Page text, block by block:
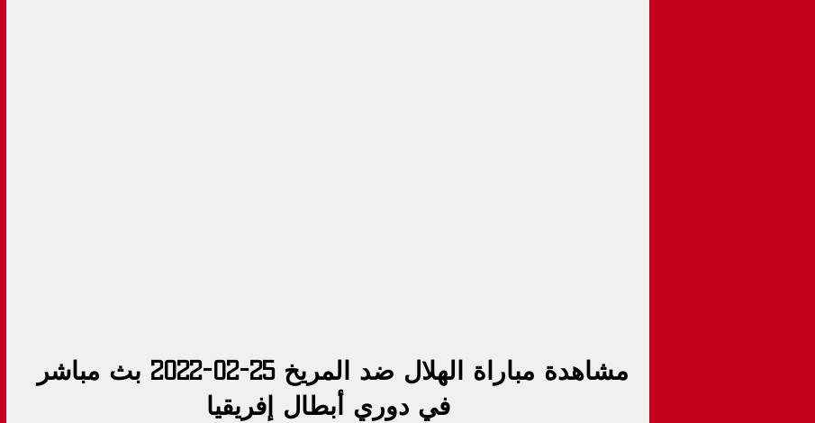
مشاهدة مباراة الهلال ضد المريخ 25-02-2022 بث مباشر
في دوري أبطال إفريقيا